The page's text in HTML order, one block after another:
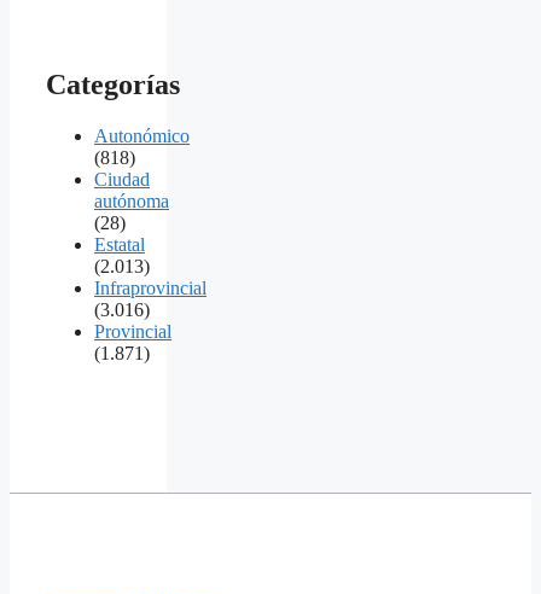
Categorías
Autonómico
(818)
Ciudad
autónoma
(28)
Estatal
(2.013)
Infraprovincial
(3.016)
Provincial
(1.871)